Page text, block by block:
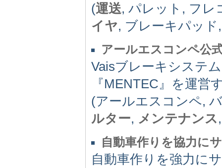
(運送, パレット, フレ
イヤ, ブレーキパッ
アールエスコンペ公
Vaisブレーキシステ
『MENTEC』を運
(アールエスコンペ,
ルター, メンテナンス
自動車作りを協力に
自動車作りを強力に